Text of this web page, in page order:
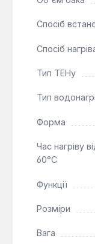
рішенням для
стабільний
умовах
Його
квартирах та
Спосіб
Спосіб
Тип ТЕНу
Тип
Форма
Час нагріву
60°С
Функції
Розміри
Вага